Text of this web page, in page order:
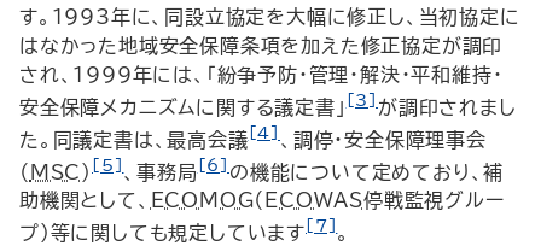
す。1993年に、同設立協定を大幅に修正し、当初協定に
はなかった地域安全保障条項を加えた修正協定が調印
され、1999年には、「紛争予防・管理・解決・平和維持・
安全保障メカニズムに関する議定書」 [3] が調印されまし
た。同議定書は、最高会議 [4] 、調停・安全保障理事会
（ MSC ） [5] 、事務局 [6] の機能について定めており、補
助機関として、
ECOMOG（ ECOWAS停戦監視グルー
プ）等に関しても規定しています [7] 。